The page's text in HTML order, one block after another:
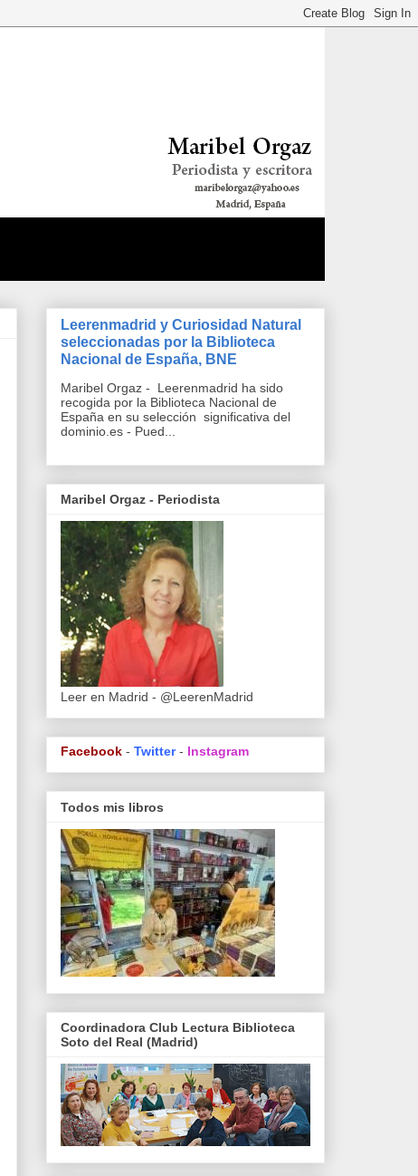
Leerenmadrid y Curiosidad Natural
seleccionadas por la Biblioteca
Nacional de España, BNE
Maribel Orgaz - Leerenmadrid ha sido
recogida por la Biblioteca Nacional de
España en su selección significativa del
dominio.es - Pued...
Maribel Orgaz - Periodista
Leer en Madrid - @LeerenMadrid
Facebook - Twitter - Instagram
Todos mis libros
Coordinadora Club Lectura Biblioteca
Soto del Real (Madrid)